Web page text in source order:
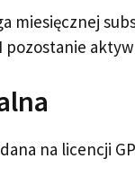
miesięcznej
na licencji